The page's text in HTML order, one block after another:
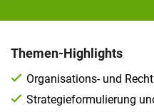
Themen-Highlights
Organisations- und
Strategieformulierung